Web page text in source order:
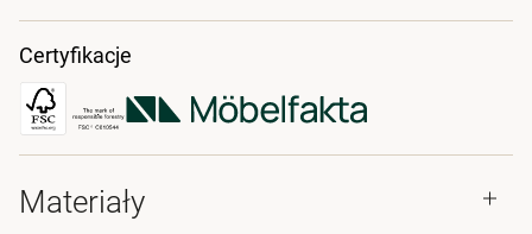
Certyfikacje
Materiały